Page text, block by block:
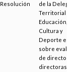
Resolución
de la
Territorial de
Educación,
Cultura y
Deporte en
sobre
de directores y
directoras de